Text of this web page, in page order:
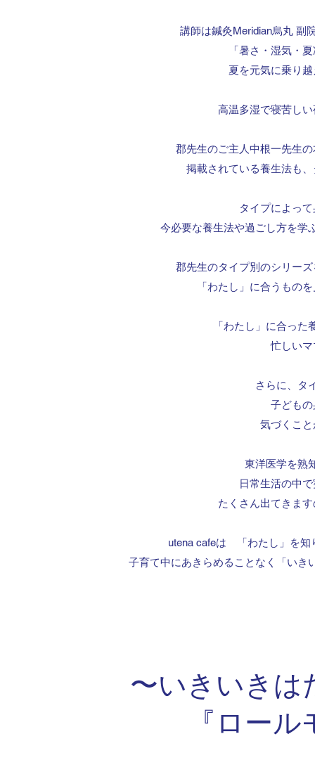
講師は鍼灸Meridian烏丸 副
「暑さ・湿気・
夏を元気に乗り
高温多湿で寝苦し
郡先生のご主人中根一先生
掲載されている養生法も
タイプによっ
今必要な養生法や過ごし方を学
郡先生のタイプ別のシリー
「わたし」に合うもの
「わたし」に合っ
忙しい
さらに、タ
子ども
気づくこ
東洋医学を熟
日常生活の中
たくさん出てきま
utena cafeは 「わたし」を知
子育て中にあきらめることなく「いき
〜いきいきは
『ロー